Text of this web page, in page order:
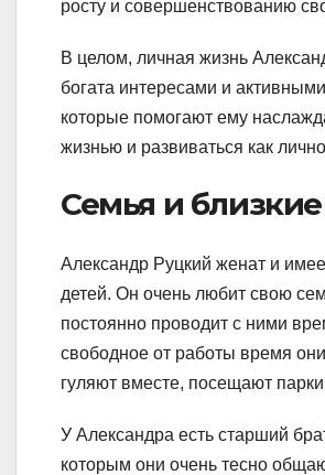
росту и совершенствованию
В целом, личная жизнь
богата интересами и
которые помогают ему
жизнью и развиваться как
Семья и близкие
Александр Руцкий женат и
детей. Он очень любит свою
постоянно проводит с ними
свободное от работы время
гуляют вместе, посещают
У Александра есть старший
которым они очень тесно